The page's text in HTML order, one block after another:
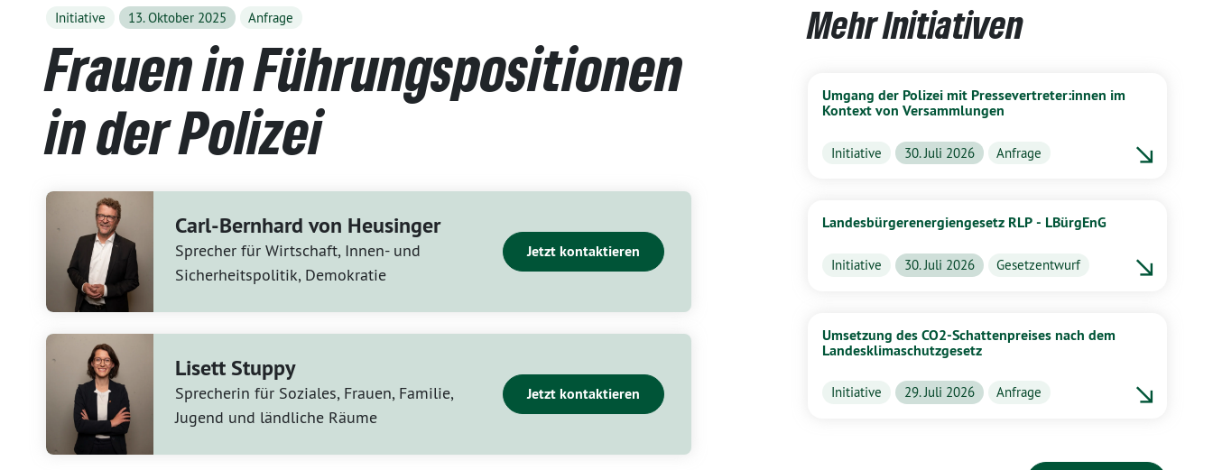
Initiative 13. Oktober 2025 Anfrage
Frauen in Führungspositionen
in der Polizei
Carl-Bernhard von Heusinger
Sprecher für Wirtschaft, Innen- und
Sicherheitspolitik, Demokratie
Jetzt kontaktieren
Lisett Stuppy
Sprecherin für Soziales, Frauen, Familie,
Jugend und ländliche Räume
Jetzt kontaktieren
Mehr Initiativen
Umgang der Polizei mit Pressevertreter:innen im
Kontext von Versammlungen
Initiative 30. Juli 2026 Anfrage
Landesbürgerenergiengesetz RLP - LBürgEnG
Initiative 30. Juli 2026 Gesetzentwurf
Umsetzung des CO2-Schattenpreises nach dem
Landesklimaschutzgesetz
Initiative 29. Juli 2026 Anfrage